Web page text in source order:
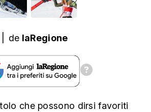
de laRegione
che possono dirsi favoriti